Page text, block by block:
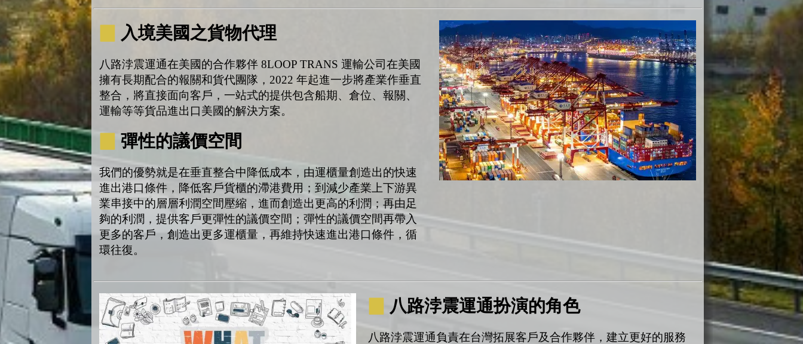
入境美國之貨物代理
八路浡震運通在美國的合作夥伴 8LOOP TRANS 運輸公司在美國
擁有長期配合的報關和貨代團隊，2022 年起進一步將產業作垂直
整合，將直接面向客戶，一站式的提供包含船期、倉位、報關、
運輸等等貨品進出口美國的解決方案。
彈性的議價空間
我們的優勢就是在垂直整合中降低成本，由運櫃量創造出的快速
進出港口條件，降低客戶貨櫃的滯港費用；到減少產業上下游異
業串接中的層層利潤空間壓縮，進而創造出更高的利潤；再由足
夠的利潤，提供客戶更彈性的議價空間；彈性的議價空間再帶入
更多的客戶，創造出更多運櫃量，再維持快速進出港口條件，循
環往復。
八路浡震運通扮演的角色
八路浡震運通負責在台灣拓展客戶及合作夥伴，建立更好的服務